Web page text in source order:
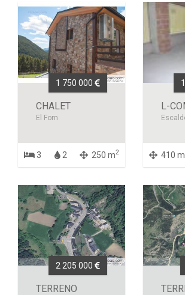
1 750 000
CHALET
El Forn
3 2 250 m2
L-
410 m
2 205 000
TERRENO